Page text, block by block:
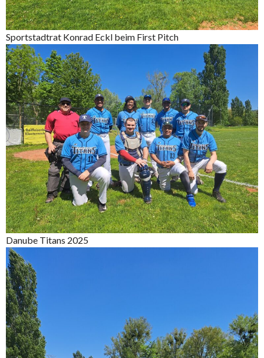
Sportstadtrat Konrad Eckl beim First Pitch
Danube Titans 2025